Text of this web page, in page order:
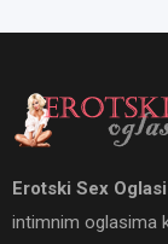
Erotski Sex Oglasi
intimnim oglasima